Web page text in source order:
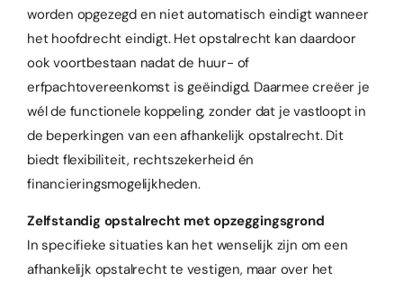
worden opgezegd en niet automatisch eindigt wanneer
het hoofdrecht eindigt. Het opstalrecht kan daardoor
ook voortbestaan nadat de huur- of
erfpachtovereenkomst is geëindigd. Daarmee creëer je
wél de functionele koppeling, zonder dat je vastloopt in
de beperkingen van een afhankelijk opstalrecht. Dit
biedt flexibiliteit, rechtszekerheid én
financieringsmogelijkheden.
Zelfstandig opstalrecht met opzeggingsgrond
In specifieke situaties kan het wenselijk zijn om een
afhankelijk opstalrecht te vestigen, maar over het